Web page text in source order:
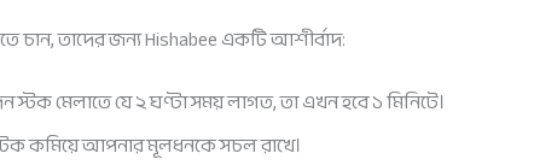
চান, তাদের জন্য Hishabee একটি আশীর্বাদ:
স্টক মেলাতে যে ২ ঘণ্টা সময় লাগত, তা এখন হবে ১ মিনিটে।
কমিয়ে আপনার মূলধনকে সচল রাখে।